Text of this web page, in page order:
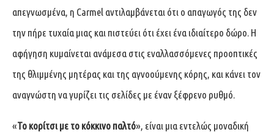
απεγνωσμένα, η Carmel αντιλαμβάνεται ότι ο απαγωγός της δεν
την πήρε τυχαία μιας και πιστεύει ότι έχει ένα ιδιαίτερο δώρο. Η
αφήγηση κυμαίνεται ανάμεσα στις εναλλασσόμενες προοπτικές
της θλιμμένης μητέρας και της αγνοούμενης κόρης, και κάνει τον
αναγνώστη να γυρίζει τις σελίδες με έναν ξέφρενο ρυθμό.
«Το κορίτσι με το κόκκινο παλτό», είναι μια εντελώς μοναδική